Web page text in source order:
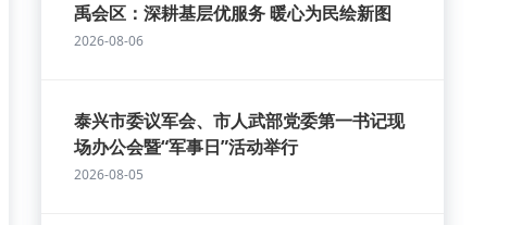
禹会区：深耕基层优服务 暖心为民绘新图
2026-08-06
泰兴市委议军会、市人武部党委第一书记现
场办公会暨“军事日”活动举行
2026-08-05